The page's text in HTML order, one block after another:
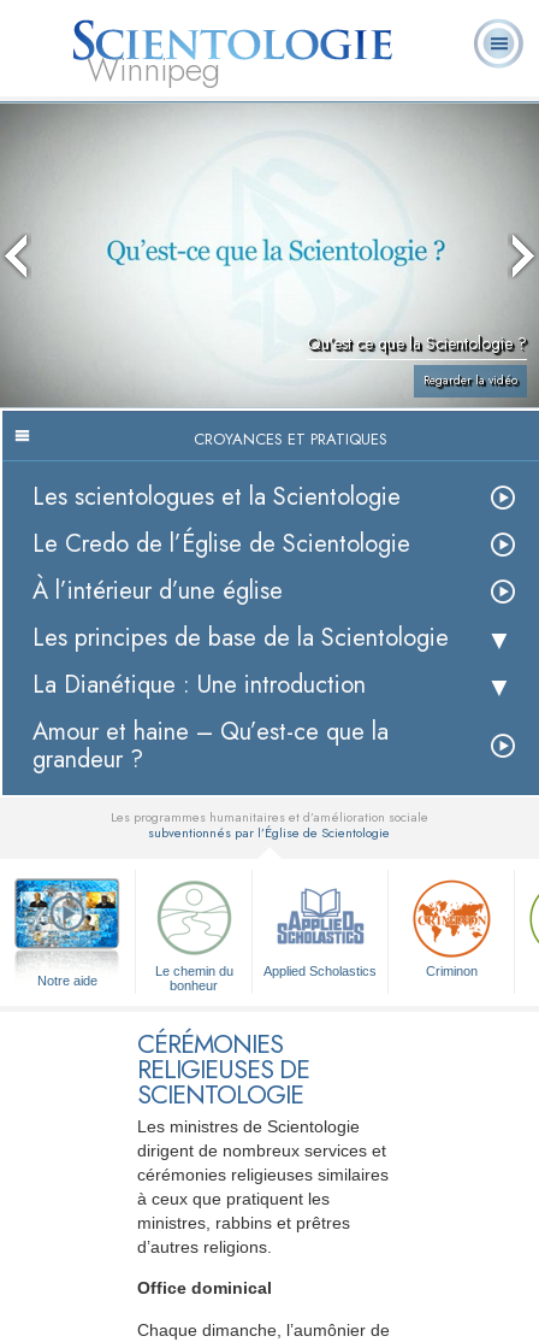
Winnipeg
Qu’est ce que la Scientologie ?
Regarder la vidéo
CROYANCES ET PRATIQUES
Les scientologues et la Scientologie
Le Credo de l’Église de Scientologie
À l’intérieur d’une église
Les principes de base de la Scientologie
La Dianétique : Une introduction
Amour et haine – Qu’est-ce que la
grandeur ?
Les programmes humanitaires et d’amélioration sociale
subventionnés par l’Église de Scientologie
Notre aide
Le chemin du
bonheur
Applied Scholastics Criminon
CÉRÉMONIES
RELIGIEUSES DE
SCIENTOLOGIE
Les ministres de Scientologie
dirigent de nombreux services et
cérémonies religieuses similaires
à ceux que pratiquent les
ministres, rabbins et prêtres
d’autres religions.
Office dominical
Chaque dimanche, l’aumônier de